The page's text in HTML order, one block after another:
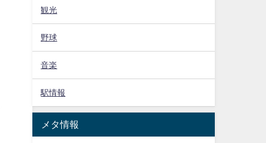
観光
野球
音楽
駅情報
メタ情報